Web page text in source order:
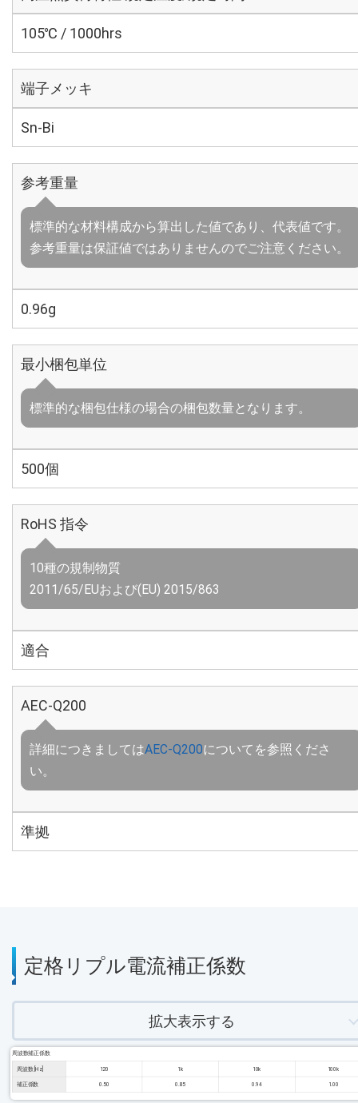
105℃ / 1000hrs
端子メッキ
Sn-Bi
参考重量
標準的な材料構成から算出した値であり、代表値です。
参考重量は保証値ではありませんのでご注意ください。
0.96g
最小梱包単位
標準的な梱包仕様の場合の梱包数量となります。
500個
RoHS 指令
10種の規制物質
2011/65/EUおよび(EU) 2015/863
適合
AEC-Q200
詳細につきましてはAEC-Q200についてを参照くださ
い。
準拠
定格リプル電流補正係数
拡大表示する
周波数補正係数
周波数 [Hz] 120 1k 10k 100k
補正係数 0.50 0.85 0.94 1.00